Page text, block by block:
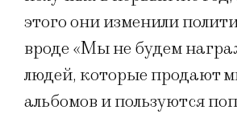
этого они изменили
вроде «Мы не будем
людей, которые продают
альбомов и пользуются